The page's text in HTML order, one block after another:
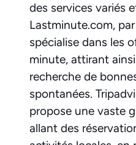
des services variés
Lastminute.com,
spécialise dans les
minute, attirant
recherche de
spontanées.
propose une vaste
allant des